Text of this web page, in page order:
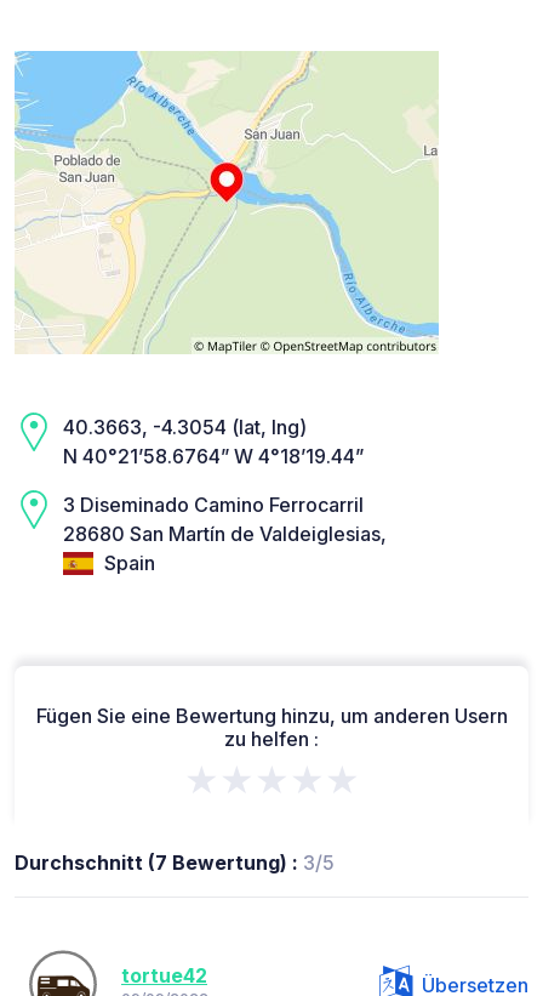
40.3663, -4.3054 (lat, lng)
N 40°21’58.6764” W 4°18’19.44”
3 Diseminado Camino Ferrocarril
28680 San Martín de Valdeiglesias,
Spain
Fügen Sie eine Bewertung hinzu, um anderen Usern
zu helfen :
★★★★★
Durchschnitt (7 Bewertung) : 3/5
tortue42 Übersetzen